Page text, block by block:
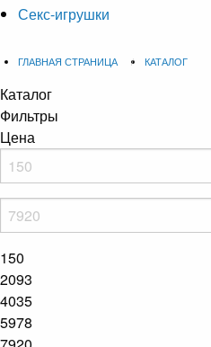
Секс-игрушки
ГЛАВНАЯ СТРАНИЦА КАТАЛОГ
Каталог
Фильтры
Цена
150
2093
4035
5978